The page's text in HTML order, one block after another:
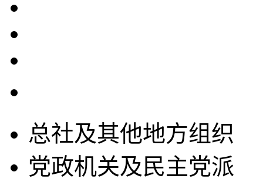
总社及其他地方组织
党政机关及民主党派